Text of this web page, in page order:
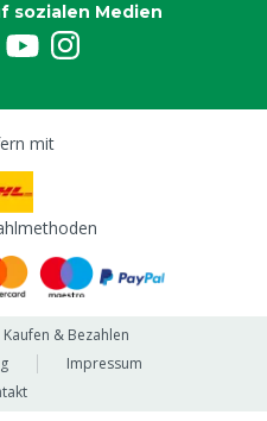
sozialen Medien
mit
Kaufen & Bezahlen
Impressum